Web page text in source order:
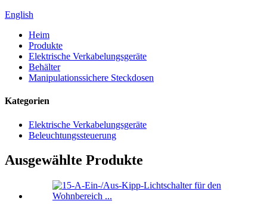
English
Heim
Produkte
Elektrische Verkabelungsgeräte
Behälter
Manipulationssichere Steckdosen
Kategorien
Elektrische Verkabelungsgeräte
Beleuchtungssteuerung
Ausgewählte Produkte